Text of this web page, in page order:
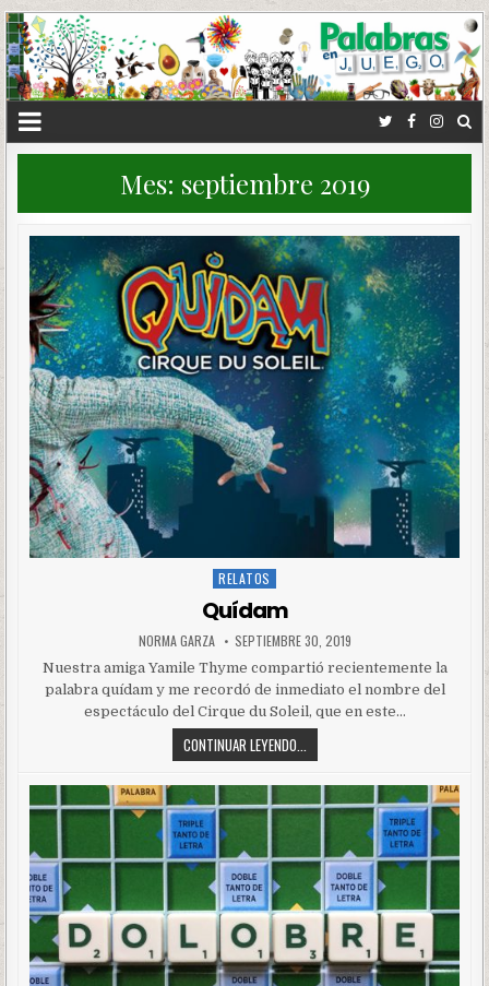
Mes: septiembre 2019
Posted
in
RELATOS
Quídam
NORMA GARZA SEPTIEMBRE 30, 2019
Nuestra amiga Yamile Thyme compartió recientemente la
palabra quídam y me recordó de inmediato el nombre del
espectáculo del Cirque du Soleil, que en este…
CONTINUAR LEYENDO...